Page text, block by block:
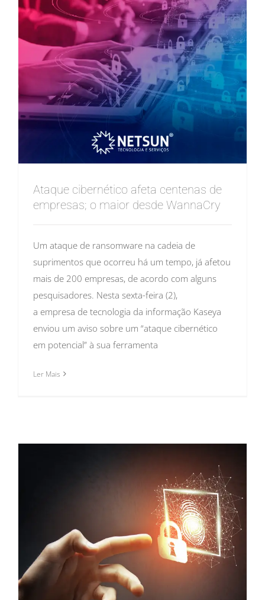
Ataque cibernético afeta centenas de
empresas; o maior desde WannaCry
Um ataque de ransomware na cadeia de
suprimentos que ocorreu há um tempo, já afetou
mais de 200 empresas, de acordo com alguns
pesquisadores. Nesta sexta-feira (2),
a empresa de tecnologia da informação Kaseya
enviou um aviso sobre um “ataque cibernético
em potencial” à sua ferramenta
Ler Mais